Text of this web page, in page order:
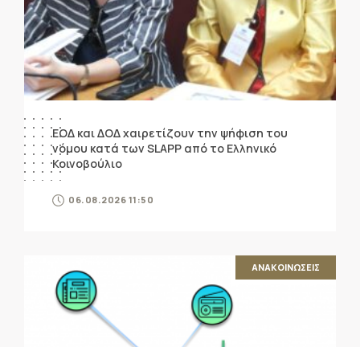
ΕΟΔ και ΔΟΔ χαιρετίζουν την ψήφιση του
νόμου κατά των SLAPP από το Ελληνικό
Κοινοβούλιο
06.08.2026 11:50
ΑΝΑΚΟΙΝΩΣΕΙΣ